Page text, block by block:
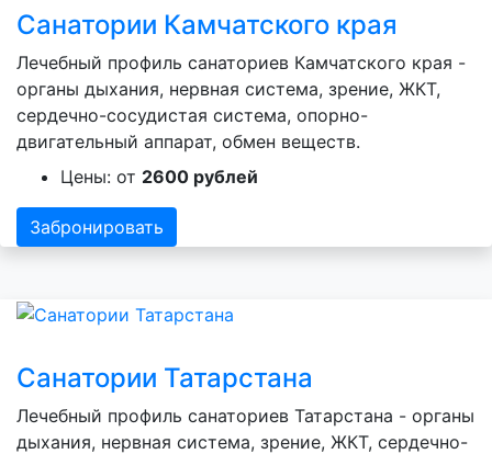
Санатории Камчатского края
Лечебный профиль санаториев Камчатского края -
органы дыхания, нервная система, зрение, ЖКТ,
сердечно-сосудистая система, опорно-
двигательный аппарат, обмен веществ.
Цены: от 2600 рублей
Забронировать
Санатории Татарстана
Лечебный профиль санаториев Татарстана - органы
дыхания, нервная система, зрение, ЖКТ, сердечно-